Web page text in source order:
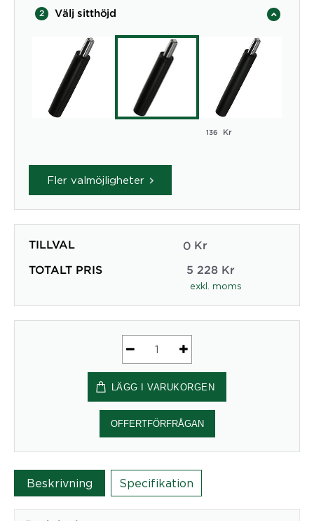
2 Välj sitthöjd
136 Kr
Fler valmöjligheter
TILLVAL 0 Kr
TOTALT PRIS 5 228 Kr
exkl. moms
Ergonomisk
Kontorsstol
HÅG
Capisco
8105
mängd
LÄGG I VARUKORGEN
OFFERTFÖRFRÅGAN
Beskrivning Specifikation